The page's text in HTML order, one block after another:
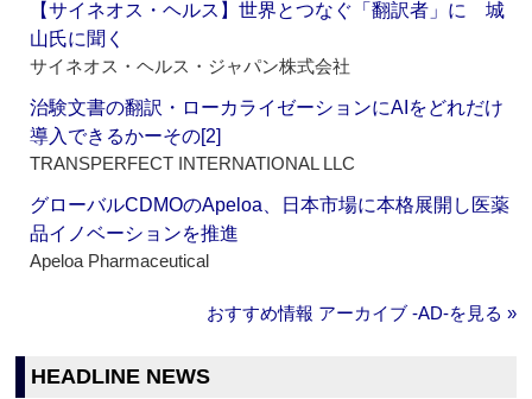
【サイネオス・ヘルス】世界とつなぐ「翻訳者」に 城
山氏に聞く
サイネオス・ヘルス・ジャパン株式会社
治験文書の翻訳・ローカライゼーションにAIをどれだけ
導入できるかーその[2]
TRANSPERFECT INTERNATIONAL LLC
グローバルCDMOのApeloa、日本市場に本格展開し医薬
品イノベーションを推進
Apeloa Pharmaceutical
おすすめ情報 アーカイブ ‐AD‐を見る »
HEADLINE NEWS